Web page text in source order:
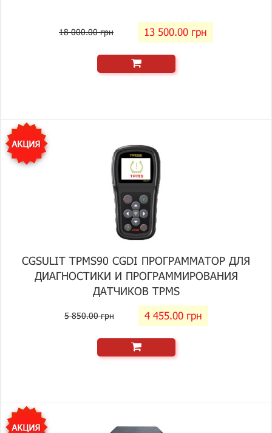
18 000.00 грн 13 500.00 грн
CGSULIT TPMS90 CGDI ПРОГРАММАТОР ДЛЯ
ДИАГНОСТИКИ И ПРОГРАММИРОВАНИЯ
ДАТЧИКОВ TPMS
5 850.00 грн 4 455.00 грн